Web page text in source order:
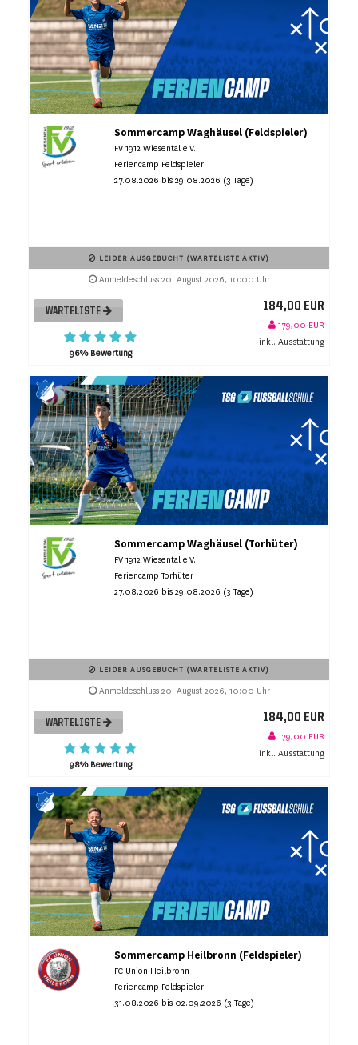
Sommercamp Waghäusel (Feldspieler)
FV 1912 Wiesental e.V.
Feriencamp Feldspieler
27.08.2026 bis 29.08.2026 (3 Tage)
LEIDER AUSGEBUCHT (WARTELISTE AKTIV)
Anmeldeschluss 20. August 2026, 10:00 Uhr
WARTELISTE
96% Bewertung
184,00 EUR
179,00 EUR
inkl. Ausstattung
Sommercamp Waghäusel (Torhüter)
FV 1912 Wiesental e.V.
Feriencamp Torhüter
27.08.2026 bis 29.08.2026 (3 Tage)
LEIDER AUSGEBUCHT (WARTELISTE AKTIV)
Anmeldeschluss 20. August 2026, 10:00 Uhr
WARTELISTE
98% Bewertung
184,00 EUR
179,00 EUR
inkl. Ausstattung
Sommercamp Heilbronn (Feldspieler)
FC Union Heilbronn
Feriencamp Feldspieler
31.08.2026 bis 02.09.2026 (3 Tage)